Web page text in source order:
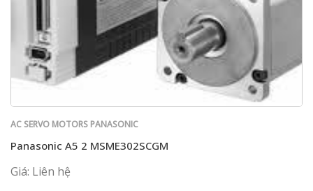
AC SERVO MOTORS PANASONIC
Panasonic A5 2 MSME302SCGM
Giá: Liên hệ